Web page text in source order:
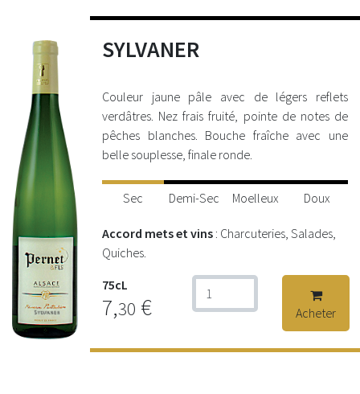
SYLVANER
Couleur jaune pâle avec de légers reflets
verdâtres. Nez frais fruité, pointe de notes de
pêches blanches. Bouche fraîche avec une
belle souplesse, finale ronde.
Sec Demi-Sec Moelleux Doux
Accord mets et vins : Charcuteries, Salades,
Quiches.
75cL
7,30 € Acheter